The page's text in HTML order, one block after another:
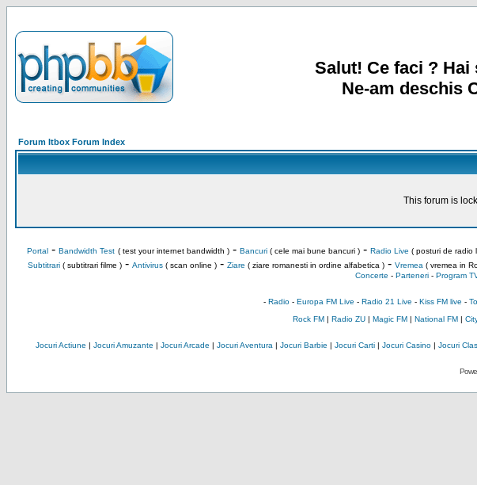
Salut! Ce faci ?
Ne-am deschis
Forum Itbox Forum Index
This forum is
Portal- Bandwidth Test ( test your internet bandwidth )- Bancuri( cele mai bune bancuri )- Radio Live ( posturi de radio
Subtitrari( subtitrari filme )- Antivirus( scan online )- Ziare ( ziare romanesti in ordine alfabetica )- Vremea ( vremea in
Concerte - Parteneri- Program
- Radio- Europa FM Live - Radio 21 Live - Kiss FM live -
Rock FM| Radio ZU| Magic FM| National FM|
Jocuri Actiune | Jocuri Amuzante | Jocuri Arcade | Jocuri Aventura | Jocuri Barbie | Jocuri Carti| Jocuri Casino| Jocuri